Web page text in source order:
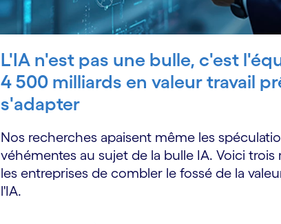
L'IA n'est pas une bulle, c'est
4 500 milliards en valeur travail
s'adapter
Nos recherches apaisent même les
véhémentes au sujet de la bulle IA. Voici
les entreprises de combler le fossé de la
l'IA.